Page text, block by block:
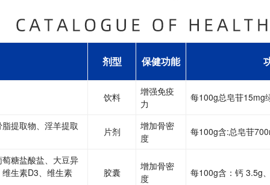
剂型 保健功能
饮料
增强免疫
力
每100g总皂苷15mg
提取物、淫羊提取 片剂
增加骨密
度
每100g含:总皂苷
糖盐酸盐、大豆异
生素D3、维生素
胶囊
增加骨密
度
每100g含：钙 3.5g